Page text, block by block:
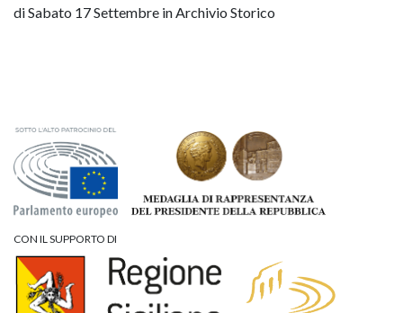
di Sabato 17 Settembre in Archivio Storico
CON IL SUPPORTO DI